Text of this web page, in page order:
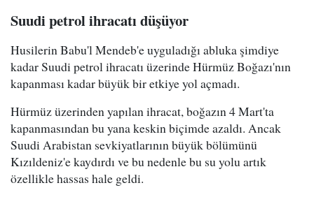
Suudi petrol ihracatı düşüyor
Husilerin Babu'l Mendeb'e uyguladığı abluka şimdiye
kadar Suudi petrol ihracatı üzerinde Hürmüz Boğazı'nın
kapanması kadar büyük bir etkiye yol açmadı.
Hürmüz üzerinden yapılan ihracat, boğazın 4 Mart'ta
kapanmasından bu yana keskin biçimde azaldı. Ancak
Suudi Arabistan sevkiyatlarının büyük bölümünü
Kızıldeniz'e kaydırdı ve bu nedenle bu su yolu artık
özellikle hassas hale geldi.